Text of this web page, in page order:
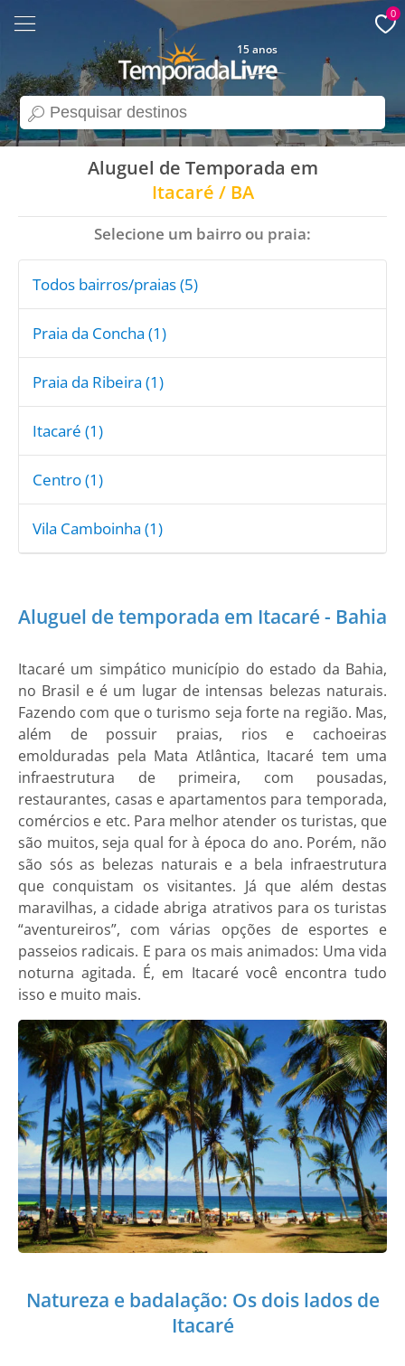
search
15 anos
0
Aluguel de Temporada em
Itacaré / BA
Selecione um bairro ou praia:
Todos bairros/praias (5)
Praia da Concha (1)
Praia da Ribeira (1)
Itacaré (1)
Centro (1)
Vila Camboinha (1)
Aluguel de temporada em Itacaré - Bahia
Itacaré um simpático município do estado da Bahia,
no Brasil e é um lugar de intensas belezas naturais.
Fazendo com que o turismo seja forte na região. Mas,
além de possuir praias, rios e cachoeiras
emolduradas pela Mata Atlântica, Itacaré tem uma
infraestrutura de primeira, com pousadas,
restaurantes, casas e apartamentos para temporada,
comércios e etc. Para melhor atender os turistas, que
são muitos, seja qual for à época do ano. Porém, não
são sós as belezas naturais e a bela infraestrutura
que conquistam os visitantes. Já que além destas
maravilhas, a cidade abriga atrativos para os turistas
“aventureiros”, com várias opções de esportes e
passeios radicais. E para os mais animados: Uma vida
noturna agitada. É, em Itacaré você encontra tudo
isso e muito mais.
Natureza e badalação: Os dois lados de
Itacaré